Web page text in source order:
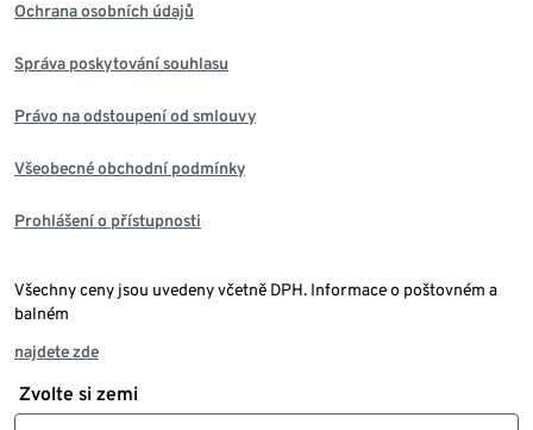
Ochrana osobních údajů
Správa poskytování souhlasu
Právo na odstoupení od smlouvy
Všeobecné obchodní podmínky
Prohlášení o přístupnosti
Všechny ceny jsou uvedeny včetně DPH. Informace o poštovném a
balném
najdete zde
Zvolte si zemi